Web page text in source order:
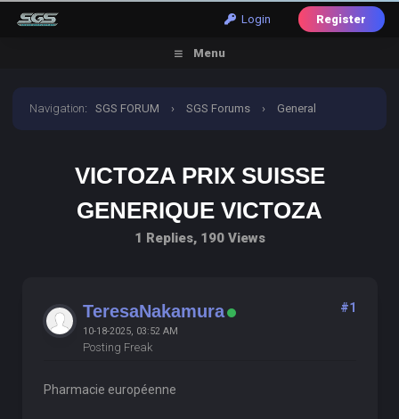
Login Register
Menu
Navigation:SGS FORUM › SGS Forums › General
VICTOZA PRIX SUISSE
GENERIQUE VICTOZA
1 Replies, 190 Views
TeresaNakamura
10-18-2025, 03:52 AM
Posting Freak
#1
Pharmacie européenne